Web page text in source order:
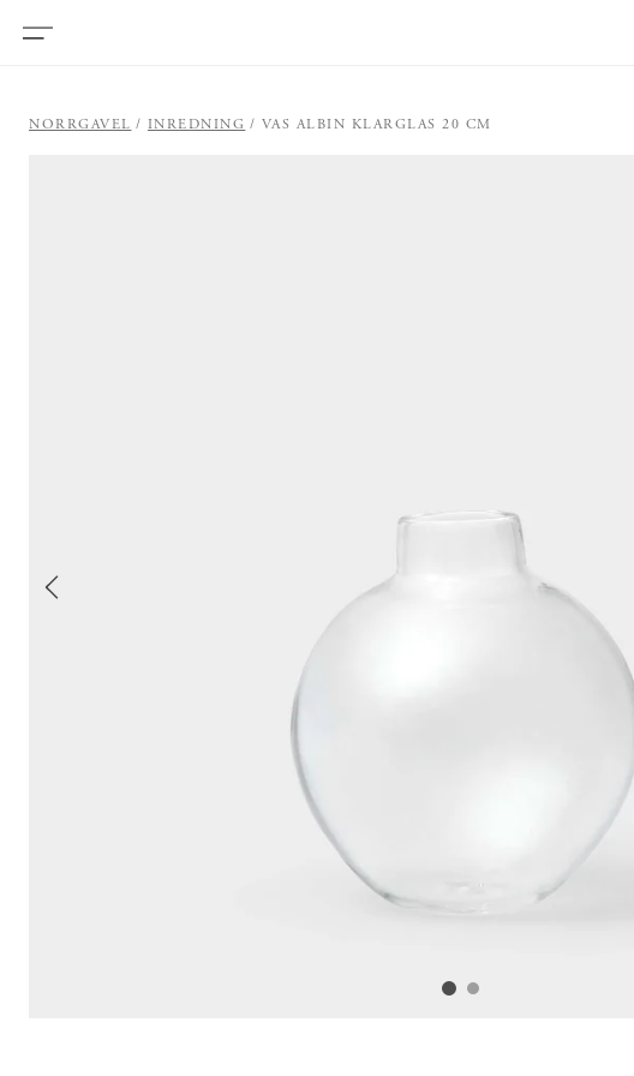
NORRGAVEL INREDNING VAS ALBIN KLARGLAS 20 CM